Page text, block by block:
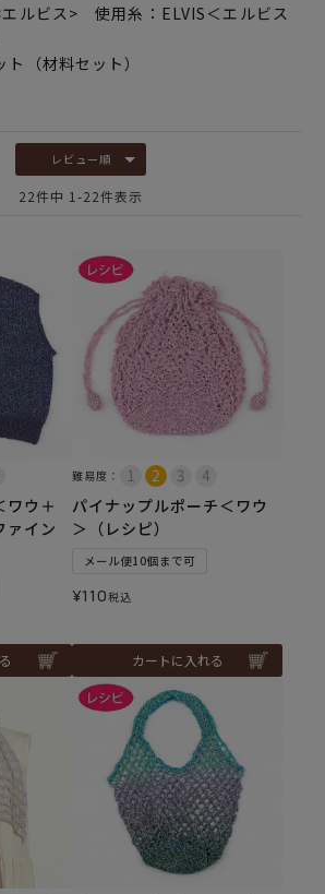
エルビス> 使用糸：ELVIS＜エルビス
（材料セット）
レビュー順
22件中 1 -22件表示
ワウ＋
ァイン
難易度：
パイナップルポーチ＜ワウ
＞（レシピ）
メール便10個まで可
¥110税込
カートに入れる